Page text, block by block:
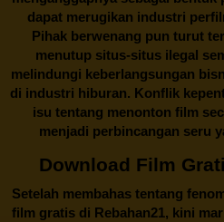
dapat merugikan industri
Pihak berwenang pun turut
menutup situs-situs ilegal
melindungi keberlangsungan
di industri hiburan. Konflik
isu tentang menonton film
menjadi perbincangan seru
Download Film
Setelah membahas tentang
film gratis di Rebahan21, kini